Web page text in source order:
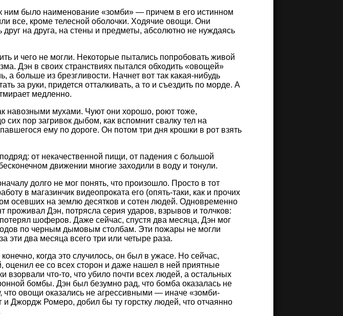
ним было наименование «зомби» — причем в его истинном
все, кроме телесной оболочки. Ходячие овощи. Они
на друга, на стены и предметы, абсолютно не нуждаясь
и чего не могли. Некоторые пытались попробовать живой
Дэн в своих странствиях пытался обходить «овощей»
а больше из брезгливости. Начнет вот так какая-нибудь
за руки, придется отталкивать, а то и съездить по морде. А
медленно.
навозными мухами. Чуют они хорошо, роют тоже,
пор загривок дыбом, как вспомнит свалку тел на
ему по дороге. Он потом три дня крошки в рот взять
от некачественной пищи, от падения с большой
движении многие заходили в воду и тонули.
долго не мог понять, что произошло. Просто в тот
в магазинчик видеопроката его (опять-таки, как и прочих
осевших на землю десятков и сотен людей. Одновременно
проживал Дэн, потрясла серия ударов, взрывов и толчков:
шоферов. Даже сейчас, спустя два месяца, Дэн мог
по черным дымовым столбам. Эти пожары не могли
эти два месяца всего три или четыре раза.
когда это случилось, он был в ужасе. Но сейчас,
оценил ее со всех сторон и даже нашел в ней приятные
взорвали что-то, что убило почти всех людей, а остальных
бомбы. Дэн был безумно рад, что бомба оказалась не
овощи оказались не агрессивными — иначе «зомби-
и Джордж Ромеро, добил бы ту горстку людей, что отчаянно